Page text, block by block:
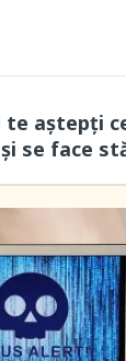
te aștepți
se face